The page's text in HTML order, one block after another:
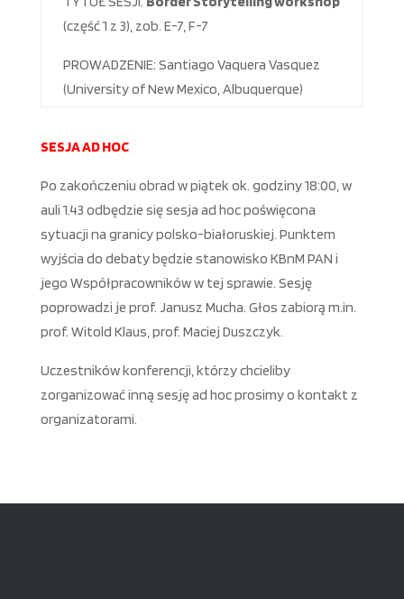
(część 1 z 3), zob. E-7, F-7
PROWADZENIE: Santiago Vaquera Vasquez
(University of New Mexico, Albuquerque)
SESJA AD HOC
Po zakończeniu obrad w piątek ok. godziny 18:00, w
auli 1.43 odbędzie się sesja ad hoc poświęcona
sytuacji na granicy polsko-białoruskiej. Punktem
wyjścia do debaty będzie stanowisko KBnM PAN i
jego Współpracowników w tej sprawie. Sesję
poprowadzi je prof. Janusz Mucha. Głos zabiorą m.in.
prof. Witold Klaus, prof. Maciej Duszczyk.
Uczestników konferencji, którzy chcieliby
zorganizować inną sesję ad hoc prosimy o kontakt z
organizatorami.